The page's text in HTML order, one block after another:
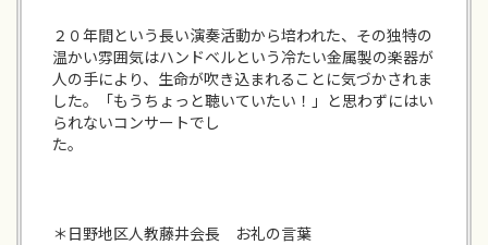
２０年間という長い演奏活動から培われた、その独特の
温かい雰囲気はハンドベルという冷たい金属製の楽器が
人の手により、生命が吹き込まれることに気づかされま
した。「もうちょっと聴いていたい！」と思わずにはい
られないコンサートでし
た。
＊日野地区人教藤井会長 お礼の言葉